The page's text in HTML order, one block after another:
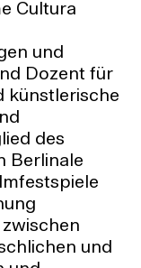
Cultura
und
Dozent für
künstlerische
des
Berlinale
und